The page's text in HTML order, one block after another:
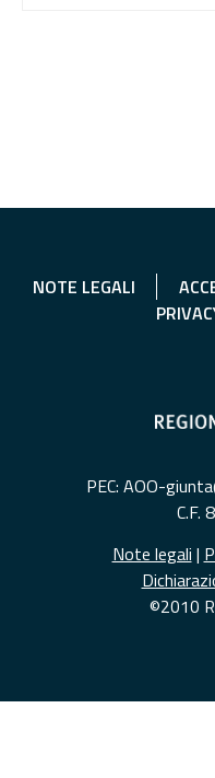
NOTE LEGALI
PEC: AOO-
C.F.
Note legali |
©2010